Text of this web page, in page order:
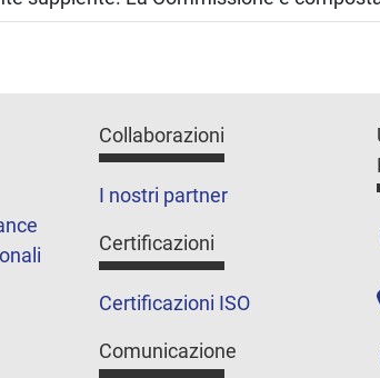
Collaborazioni
I nostri partner
Certificazioni
Certificazioni ISO
Comunicazione